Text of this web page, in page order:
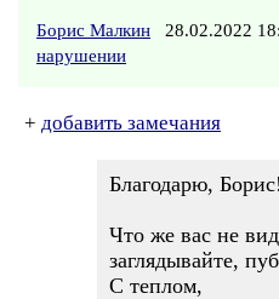
Борис Малкин 28.02.2022
нарушении
+ добавить замечания
Благодарю, Борис!
Что же вас не
заглядывайте,
С теплом,